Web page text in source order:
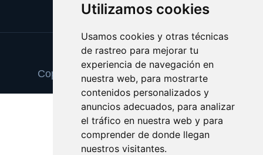
Utilizamos cookies
Usamos cookies y otras técnicas
de rastreo para mejorar tu
experiencia de navegación en
nuestra web, para mostrarte
contenidos personalizados y
anuncios adecuados, para analizar
el tráfico en nuestra web y para
comprender de donde llegan
nuestros visitantes.
Update cookies preferences
Copyright © 2025 pinturaydecoracion.es